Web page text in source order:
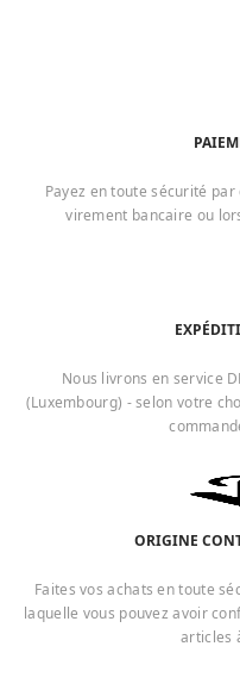
Payez en toute sécurité
virement bancaire ou
Nous livrons en service
(Luxembourg) - selon votre
ORIGINE
Faites vos achats en toute
laquelle vous pouvez avoir
articles